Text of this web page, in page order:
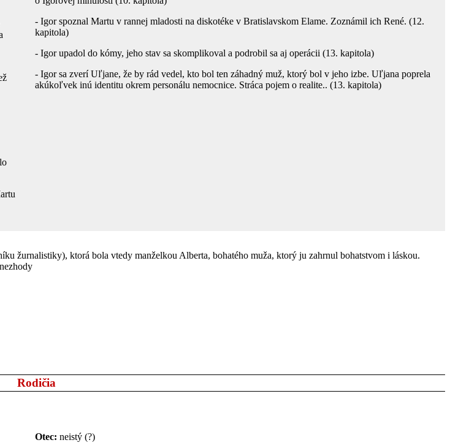
- Igor spoznal Martu v rannej mladosti na diskotéke v Bratislavskom Elame. Zoznámil ich René. (12.
kapitola)
- Igor upadol do kómy, jeho stav sa skomplikoval a podrobil sa aj operácii (13. kapitola)
- Igor sa zverí Uľjane, že by rád vedel, kto bol ten záhadný muž, ktorý bol v jeho izbe. Uľjana poprela
akúkoľvek inú identitu okrem personálu nemocnice. Stráca pojem o realite.. (13. kapitola)
žurnalistiky), ktorá bola vtedy manželkou Alberta, bohatého muža, ktorý ju zahrnul bohatstvom i láskou.
Rodičia
Otec: neistý (?)